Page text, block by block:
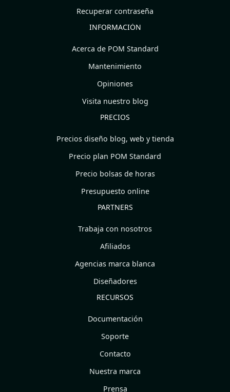
Recuperar contraseña
INFORMACIÓN
Acerca de POM Standard
Mantenimiento
Opiniones
Visita nuestro blog
PRECIOS
Precios diseño blog, web y tienda
Precio plan POM Standard
Precio bolsas de horas
Presupuesto online
PARTNERS
Trabaja con nosotros
Afiliados
Agencias marca blanca
Diseñadores
RECURSOS
Documentación
Soporte
Contacto
Nuestra marca
Prensa